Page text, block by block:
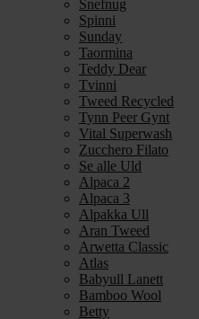
Snefnug
Spinni
Sunday
Taormina
Teddy Dear
Tvinni
Tweed Recycled
Tynn Peer Gynt
Vital Superwash
Zucchero Filato
Se alle Uld
Alpaca 2
Alpaca 3
Alpakka Ull
Aran Tweed
Arwetta Classic
Atlas
Babyull Lanett
Bamboo Wool
Betty